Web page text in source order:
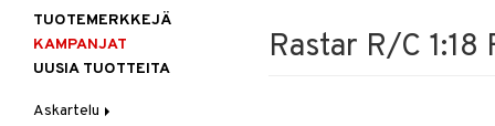
Rastar R/C 1:18
TUOTEMERKKEJÄ
KAMPANJAT
UUSIA TUOTTEITA
Askartelu